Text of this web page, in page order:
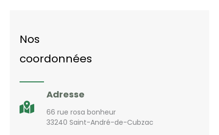
Nos
coordonnées
Adresse
66 rue rosa bonheur
33240 Saint-André-de-Cubzac